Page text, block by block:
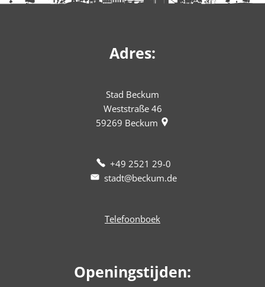
Adres:
Stad Beckum
Weststraße 46
59269 Beckum
+49 2521 29-0
stadt@beckum.de
Telefoonboek
Openingstijden: